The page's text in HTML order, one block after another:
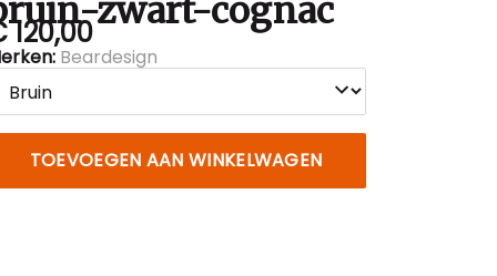
zwart-cognac
120,00
Beardesign
TOEVOEGEN AAN WINKELWAGEN